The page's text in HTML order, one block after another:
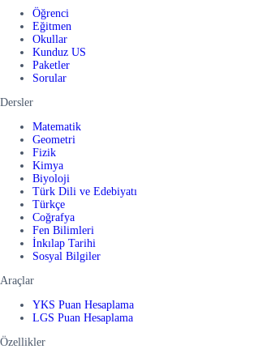
Öğrenci
Eğitmen
Okullar
Kunduz US
Paketler
Sorular
Dersler
Matematik
Geometri
Fizik
Kimya
Biyoloji
Türk Dili ve Edebiyatı
Türkçe
Coğrafya
Fen Bilimleri
İnkılap Tarihi
Sosyal Bilgiler
Araçlar
YKS Puan Hesaplama
LGS Puan Hesaplama
Özellikler